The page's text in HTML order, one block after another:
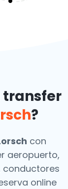
transfer
?
con
aeropuerto,
conductores
online